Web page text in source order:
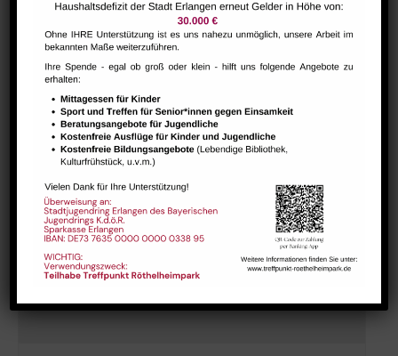
Bharathanatiyam Kindertanzgruppe
August 9 @ 10:00 - 12:00